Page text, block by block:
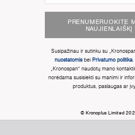
PRENUMERUOKITE
NAUJIENLAIŠKĮ
Susipažinau ir sutinku su
nuostatomisbei Privatumo politika.
„Kronospan“ naudotų mano
norėdama susisiekti su manimi ir
produktus, paslaugas ar
© Kronoplus Limited